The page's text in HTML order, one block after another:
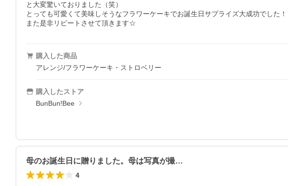
と大変驚いておりました（笑）
とっても可愛くて美味しそうなフラワーケーキでお誕生日サプライズ大成功でした！
また是非リピートさせて頂きます☆
購入した商品
アレンジ/フラワーケーキ・ストロベリー
購入したストア
BunBun!Bee
母のお誕生日に贈りました。母は写真が撮…
4